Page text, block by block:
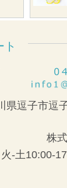
逗子市逗
株
-土10:00-